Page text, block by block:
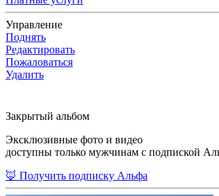
Управление
Поднять
Редактировать
Пожаловаться
Удалить
Закрытый альбом
Эксклюзивные фото и видео
доступны только мужчинам с подпиской
🦊 Получить подписку Альфа